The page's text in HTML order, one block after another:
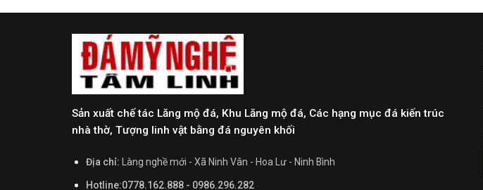
Sản xuất chế tác Lăng mộ đá, Khu Lăng mộ đá, Các hạng mục đá kiến trúc
nhà thờ, Tượng linh vật bằng đá nguyên khối
Địa chỉ: Làng nghề mới - Xã Ninh Vân - Hoa Lư - Ninh Bình
Hotline:0778.162.888 - 0986.296.282